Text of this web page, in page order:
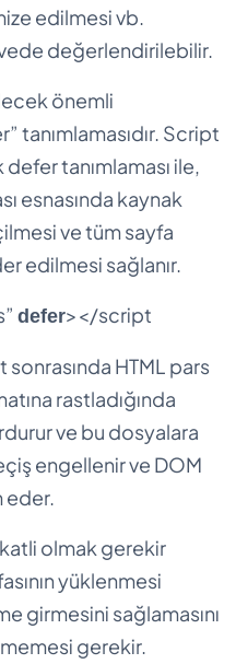
edilmesi vb.
değerlendirilebilir.
önemli
tanımlamasıdır. Script
tanımlaması ile,
esnasında kaynak
ve tüm sayfa
edilmesi sağlanır.
defer></script
HTML pars
rastladığında
ve bu dosyalara
engellenir ve DOM
eder.
olmak gerekir
yüklenmesi
girmesini sağlamasını
gerekir.